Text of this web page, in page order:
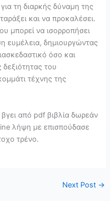
τη διαρκής δύναμη της
και να προκαλέσει.
μπορεί να ισορροπήσει
ευμέλεια, δημιουργώντας
όσο και
του
τέχνης της
από pdf βιβλία δωρεάν
λήψη με επισπούδασε
τρένο.
Next Post →